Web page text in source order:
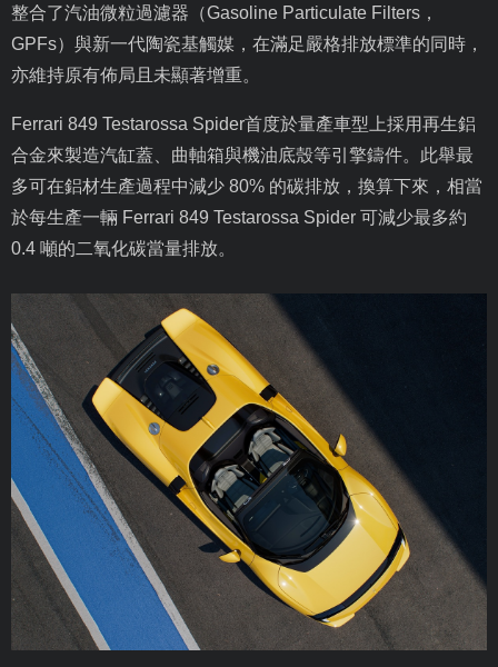
整合了汽油微粒過濾器（Gasoline Particulate Filters ，
GPFs）與新一代陶瓷基觸媒，在滿足嚴格排放標準的同時，
亦維持原有佈局且未顯著增重。
Ferrari 849 Testarossa Spider首度於量產車型上採用再生鋁
合金來製造汽缸蓋、曲軸箱與機油底殼等引擎鑄件。此舉最
多可在鋁材生產過程中減少 80% 的碳排放，換算下來，相當
於每生產一輛 Ferrari 849 Testarossa Spider 可減少最多約
0.4 噸的二氧化碳當量排放。